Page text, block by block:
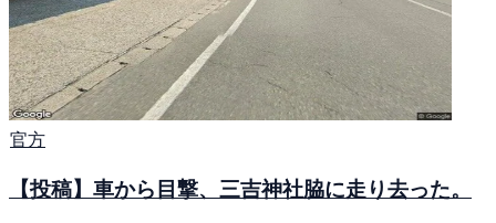
官方
【投稿】車から目撃、三吉神社脇に走り去った。